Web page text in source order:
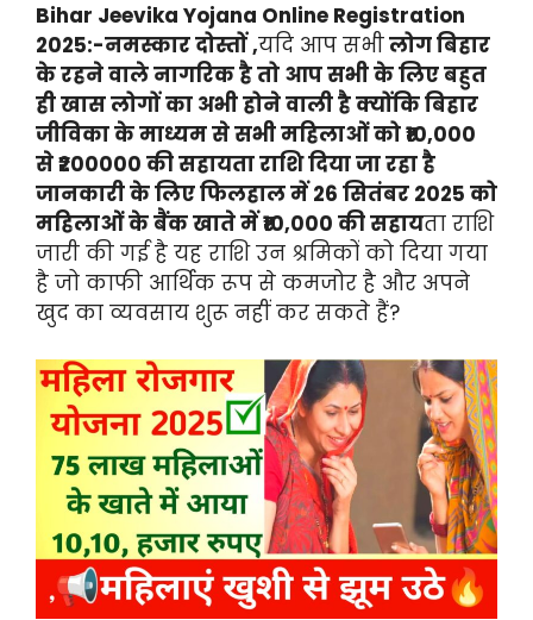
Bihar Jeevika Yojana Online Registration
2025:-नमस्कार दोस्तों ,यदि आप सभीलोग बिहार
के रहने वाले नागरिक है तो आप सभी के लिए बहुत
ही खास लोगों का अभी होने वाली है क्योंकि बिहार
जीविका के माध्यम से सभी महिलाओं को ₹10,000
से ₹200000 की सहायता राशि दिया जा रहा है
जानकारी के लिए फिलहाल में 26 सितंबर 2025 को
महिलाओं के बैंक खाते में ₹10,000 की सहायता राशि
जारी की गई है यह राशि उन श्रमिकों को दिया गया
है जो काफी आर्थिक रूप से कमजोर है और अपने
खुद का व्यवसाय शुरू नहीं कर सकते हैं?